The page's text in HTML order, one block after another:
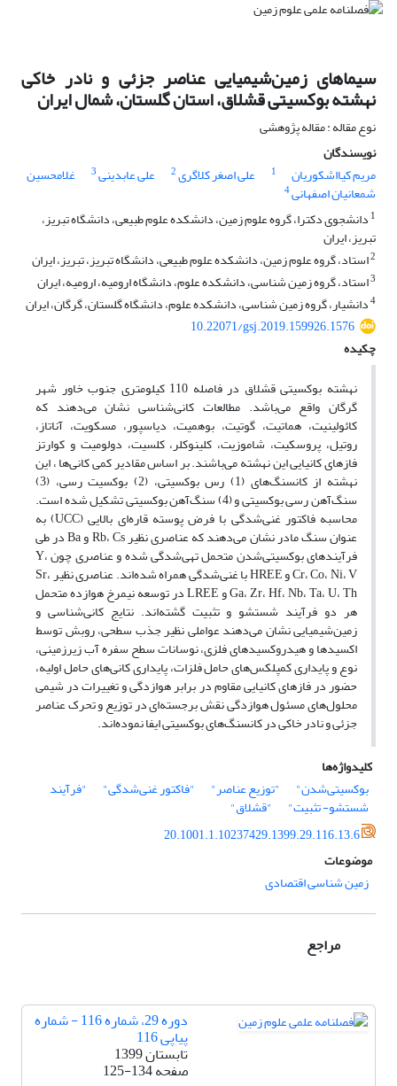
سیماهای زمین‌شیمیایی عناصر جزئی و نادر خاکی
نهشته بوکسیتی قشلاق، استان گلستان، شمال ایران
نوع مقاله : مقاله پژوهشی
نویسندگان
مریم کیااشکوریان
1 علی اصغر کلاگری2 علی عابدینی3 غلامحسین
شمعانیان اصفهانی4
1 دانشجوی دکترا، گروه علوم زمین، دانشکده علوم طبیعی، دانشگاه تبریز،
تبریز، ایران
2استاد، گروه علوم زمین، دانشکده علوم طبیعی، دانشگاه تبریز، تبریز، ایران
3استاد، گروه زمین شناسی، دانشکده علوم، دانشگاه ارومیه، ارومیه، ایران
4دانشیار، گروه زمین شناسی، دانشکده علوم، دانشگاه گلستان، گرگان، ایران
10.22071/gsj.2019.159926.1576
چکیده
نهشته بوکسیتی قشلاق در فاصله 110 کیلومتری جنوب خاور شهر
گرگان واقع می‌باشد. مطالعات کانی‌شناسی نشان می‌دهند که
کائولینیت، هماتیت، گوتیت، بوهمیت، دیاسپور، مسکویت، آناتاز،
روتیل، پروسکیت، شاموزیت، کلینوکلر، کلسیت، دولومیت و کوارتز
فازهای کانیایی این نهشته می‌باشند. بر اساس مقادیر کمی کانی‌ها ، این
نهشته از کانسنگ‌های (1) رس بوکسیتی، (2) بوکسیت رسی، (3)
سنگ‌آهن رسی بوکسیتی و (4) سنگ‌آهن بوکسیتی تشکیل شده است.
محاسبه فاکتور غنی‌شدگی با فرض پوسته قاره‌ای بالایی (UCC) به
عنوان سنگ مادر نشان می‌دهند که عناصری نظیر Rb، Cs و Ba در طی
فرآیندهای بوکسیتی‌شدن متحمل تهی‌شدگی شده و عناصری چون Y،
Cr، Co، Ni، V و HREE با غنی‌شدگی همراه شده‌اند. عناصری نظیر Sr،
Ga، Zr، Hf، Nb، Ta، U، Th و LREE در توسعه نیمرخ هوازده متحمل
هر دو فرآیند شستشو و تثبیت گشته‌‌اند. نتایج کانی‌شناسی و
زمین‌شیمیایی نشان می‌دهند عواملی نظیر جذب سطحی، روبش توسط
اکسیدها و هیدروکسیدهای فلزی، نوسانات سطح سفره‌ آب زیرزمینی،
نوع و پایداری کمپلکس‌های حامل فلزات، پایداری کانی‌های حامل اولیه،
حضور در فازهای کانیایی مقاوم در برابر هوازدگی و تغییرات در شیمی
محلول‌های مسئول هوازدگی نقش برجسته‌ای در توزیع و تحرک عناصر
جزئی و نادر خاکی در کانسنگ‌های بوکسیتی ایفا نموده‌اند.
کلیدواژه‌ها
بوکسیتی‌شدن"
"توزیع عناصر" "فاکتور غنی‌شدگی" "فرآیند
شستشو- تثبیت"
"قشلاق"
20.1001.1.10237429.1399.29.116.13.6
موضوعات
زمین شناسی اقتصادی
مراجع
دوره 29، شماره 116 - شماره
پیاپی 116
تابستان 1399
صفحه125-134